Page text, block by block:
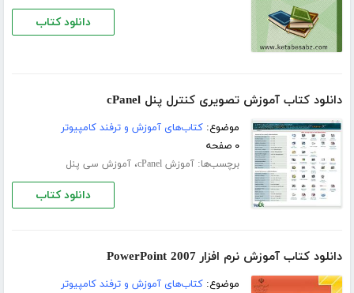
دانلود کتاب
دانلود کتاب آموزش تصویری کنترل پنل cPanel
موضوع:کتاب‌های آموزش و ترفند کامپیوتر
۰ صفحه
برچسب‌ها:آموزش cPanel ،آموزش سی پنل
دانلود کتاب
دانلود کتاب آموزش نرم افزار PowerPoint 2007
موضوع:کتاب‌های آموزش و ترفند کامپیوتر